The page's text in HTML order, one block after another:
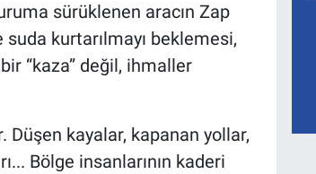
sürüklenen aracın Zap
kurtarılmayı beklemesi,
“kaza” değil, ihmaller
Düşen kayalar, kapanan yollar,
Bölge insanlarının kaderi